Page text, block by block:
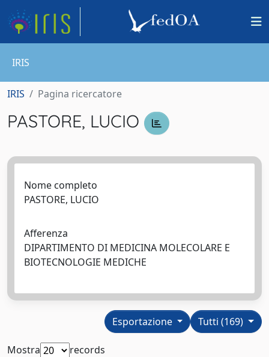
IRIS
IRIS Pagina ricercatore
PASTORE, LUCIO
Nome completo
PASTORE, LUCIO
Afferenza
DIPARTIMENTO DI MEDICINA MOLECOLARE E
BIOTECNOLOGIE MEDICHE
Tutti (169)
Esportazione
Mostra
records